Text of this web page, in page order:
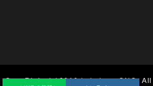
CopyRight (c)2016 kaiminya ONO.